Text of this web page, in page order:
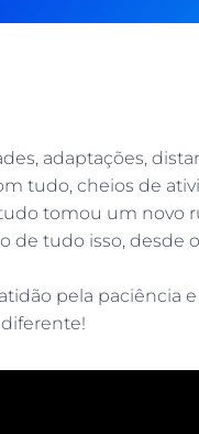
adaptações,
tudo, cheios de
tomou um novo
de tudo isso, desde
pela paciência